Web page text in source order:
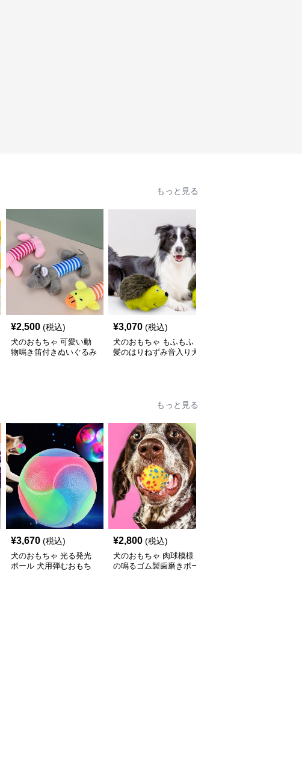
もっと見る
¥2,500 (税込)
犬のおもちゃ 可愛い動
物鳴き笛付きぬいぐるみ
¥3,070 (税込)
犬のおもちゃ もふもふ
髪のはりねずみ音入り犬
もっと見る
¥3,670 (税込)
犬のおもちゃ 光る発光
ボール 犬用弾むおもち
¥2,800 (税込)
犬のおもちゃ 肉球模様
の鳴るゴム製歯磨きボー